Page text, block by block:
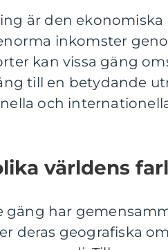
är den ekonomiska
inkomster
kan vissa gäng
till en betydande
och
världens
gäng har
deras geografiska